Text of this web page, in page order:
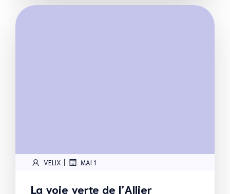
VELIX | MAI 1
La voie verte de l’Allier